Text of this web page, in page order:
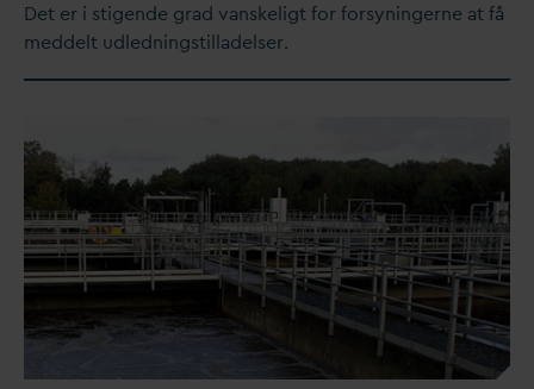
Det er i stigende grad vanskeligt for forsyningerne at få
meddelt udledningstilladelser.